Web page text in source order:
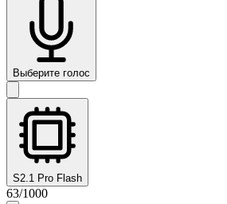
Выберите голос
S2.1 Pro Flash
63/1000